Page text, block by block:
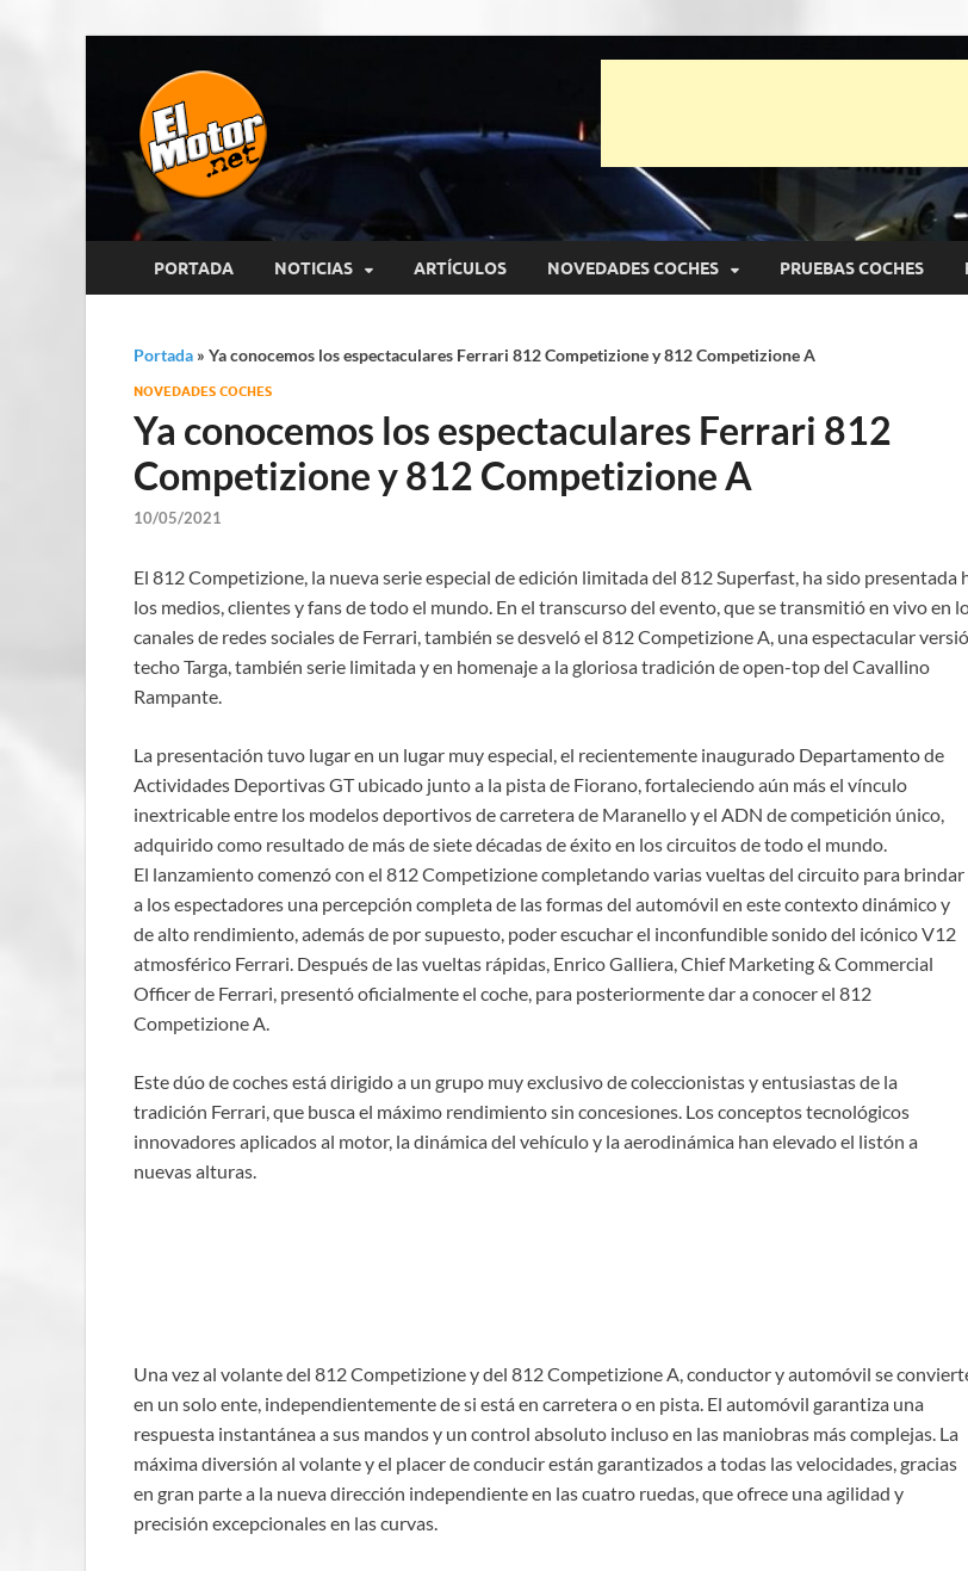
El Motor punto Net
PORTADA NOTICIAS ARTÍCULOS NOVEDADES COCHES PRUEBAS COCHES
Portada » Ya conocemos los espectaculares Ferrari 812 Competizione y 812 Competizione A
NOVEDADES COCHES
Ya conocemos los espectaculares Ferrari 812
Competizione y 812 Competizione A
10/05/2021
El 812 Competizione, la nueva serie especial de edición limitada del 812 Superfast, ha sido presentada
los medios, clientes y fans de todo el mundo. En el transcurso del evento, que se transmitió en vivo en
canales de redes sociales de Ferrari, también se desveló el 812 Competizione A, una espectacular
techo Targa, también serie limitada y en homenaje a la gloriosa tradición de open-top del Cavallino
Rampante.
La presentación tuvo lugar en un lugar muy especial, el recientemente inaugurado Departamento de
Actividades Deportivas GT ubicado junto a la pista de Fiorano, fortaleciendo aún más el vínculo
inextricable entre los modelos deportivos de carretera de Maranello y el ADN de competición único,
adquirido como resultado de más de siete décadas de éxito en los circuitos de todo el mundo.
El lanzamiento comenzó con el 812 Competizione completando varias vueltas del circuito para brindar
a los espectadores una percepción completa de las formas del automóvil en este contexto dinámico y
de alto rendimiento, además de por supuesto, poder escuchar el inconfundible sonido del icónico V12
atmosférico Ferrari. Después de las vueltas rápidas, Enrico Galliera, Chief Marketing & Commercial
Officer de Ferrari, presentó oficialmente el coche, para posteriormente dar a conocer el 812
Competizione A.
Este dúo de coches está dirigido a un grupo muy exclusivo de coleccionistas y entusiastas de la
tradición Ferrari, que busca el máximo rendimiento sin concesiones. Los conceptos tecnológicos
innovadores aplicados al motor, la dinámica del vehículo y la aerodinámica han elevado el listón a
nuevas alturas.
Una vez al volante del 812 Competizione y del 812 Competizione A, conductor y automóvil se
en un solo ente, independientemente de si está en carretera o en pista. El automóvil garantiza una
respuesta instantánea a sus mandos y un control absoluto incluso en las maniobras más complejas. La
máxima diversión al volante y el placer de conducir están garantizados a todas las velocidades, gracias
en gran parte a la nueva dirección independiente en las cuatro ruedas, que ofrece una agilidad y
precisión excepcionales en las curvas.